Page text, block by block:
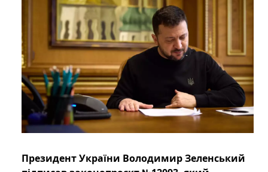
Президент України Володимир Зеленський